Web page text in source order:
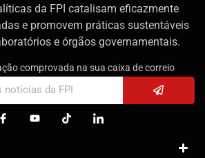
da FPI catalisam eficazmente
e promovem práticas sustentáveis
e órgãos governamentais.
comprovada na sua caixa de correio